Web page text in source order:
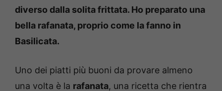
diverso dalla solita frittata. Ho preparato una
bella rafanata, proprio come la fanno in
Basilicata.
Uno dei piatti più buoni da provare almeno
una volta è la rafanata, una ricetta che rientra